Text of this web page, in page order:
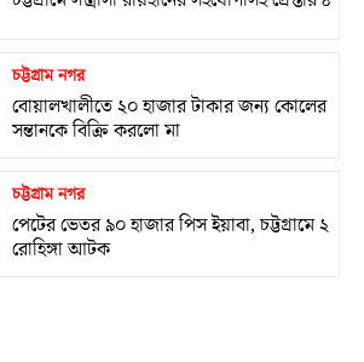
চট্টগ্রাম নগর
বোয়ালখালীতে ২০ হাজার টাকার জন্য কোলের
সন্তানকে বিক্রি করলো মা
চট্টগ্রাম নগর
পেটের ভেতর ৯০ হাজার পিস ইয়াবা, চট্টগ্রামে ২
রোহিঙ্গা আটক